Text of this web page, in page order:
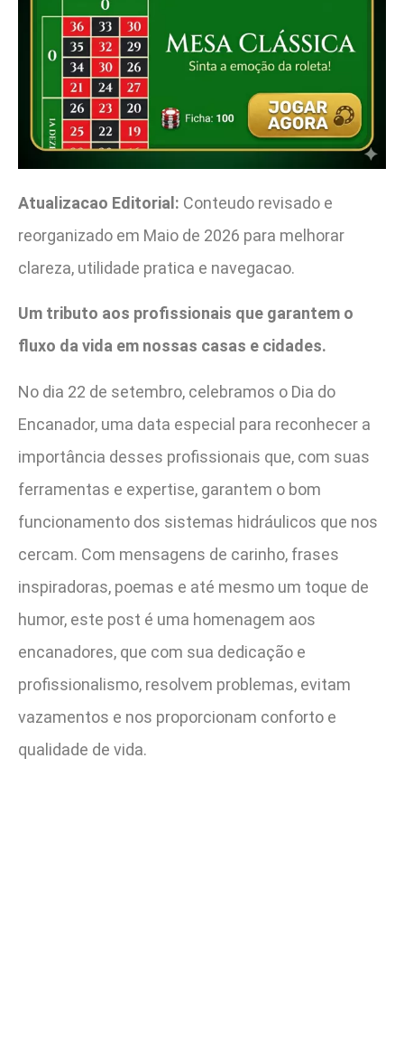
Atualizacao Editorial: Conteudo revisado e
reorganizado em Maio de 2026 para melhorar
clareza, utilidade pratica e navegacao.
Um tributo aos profissionais que garantem o
fluxo da vida em nossas casas e cidades.
No dia 22 de setembro, celebramos o Dia do
Encanador, uma data especial para reconhecer a
importância desses profissionais que, com suas
ferramentas e expertise, garantem o bom
funcionamento dos sistemas hidráulicos que nos
cercam. Com mensagens de carinho, frases
inspiradoras, poemas e até mesmo um toque de
humor, este post é uma homenagem aos
encanadores, que com sua dedicação e
profissionalismo, resolvem problemas, evitam
vazamentos e nos proporcionam conforto e
qualidade de vida.